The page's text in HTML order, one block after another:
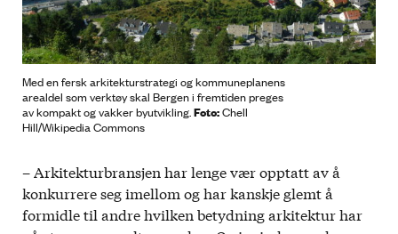
Med en fersk arkitekturstrategi og kommuneplanens
arealdel som verktøy skal Bergen i fremtiden preges
av kompakt og vakker byutvikling. Foto:Chell
Hill/Wikipedia Commons
– Arkitekturbransjen har lenge vær opptatt av å
konkurrere seg imellom og har kanskje glemt å
formidle til andre hvilken betydning arkitektur har